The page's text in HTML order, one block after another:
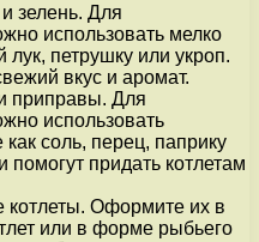
зелень. Для
использовать мелко
петрушку или укроп.
вкус и аромат.
приправы. Для
использовать
соль, перец, паприку
придать котлетам
котлеты. Оформите их в
или в форме рыбьего